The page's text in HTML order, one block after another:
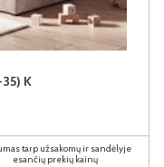
K
tarp užsakomų ir sandėlyje
esančių prekių kainų